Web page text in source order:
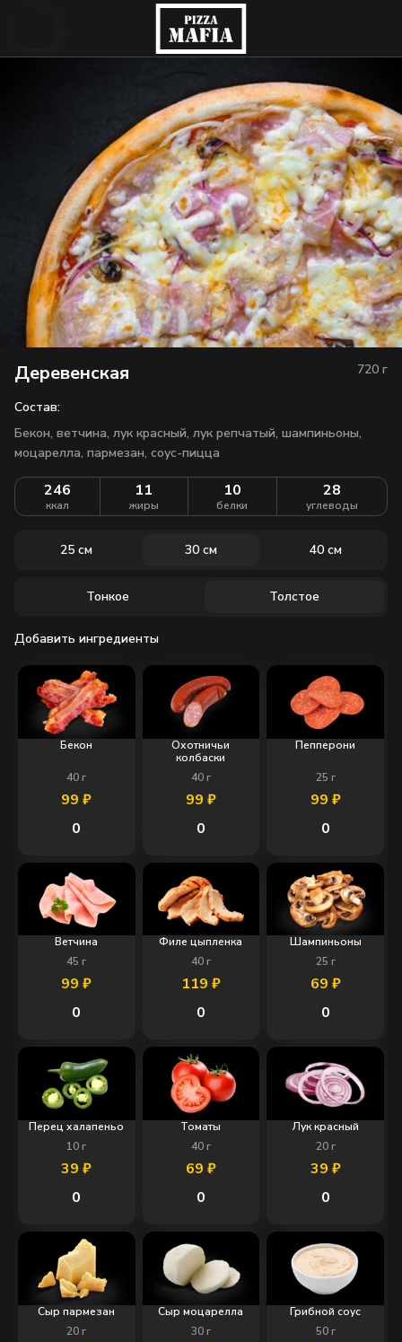
Деревенская 720 г
Состав:
Бекон, ветчина, лук красный, лук репчатый, шампиньоны,
моцарелла, пармезан, соус-пицца
246
ккал
11
жиры
10
белки
28
углеводы
25 см 30 см 40 см
Тонкое Толстое
Добавить ингредиенты
Бекон
40 г
99₽
0
Охотничьи
колбаски
40г
99 ₽
0
Пепперони
25 г
99 ₽
0
Ветчина
45 г
99₽
0
Филе цыпленка
40г
119 ₽
0
Шампиньоны
25 г
69 ₽
0
Перец халапеньо
10 г
39₽
0
Томаты
40г
69 ₽
0
Лук красный
20г
39 ₽
0
Сыр пармезан
20 г
Сыр моцарелла
30г
Грибной соус
50г